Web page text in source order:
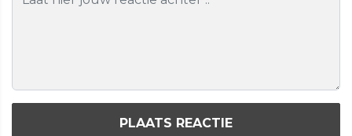
PLAATS REACTIE